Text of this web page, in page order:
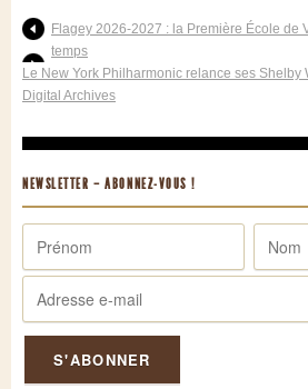
Flagey 2026-2027 : la Première École de
temps
Le New York Philharmonic relance ses Shelby
Digital Archives
NEWSLETTER – ABONNEZ-VOUS !